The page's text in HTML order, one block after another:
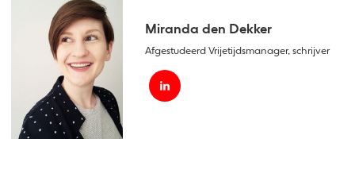
Miranda den Dekker
Afgestudeerd Vrijetijdsmanager, schrijver